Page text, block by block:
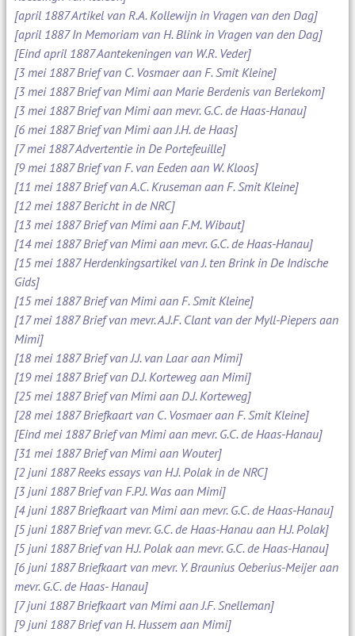
[april 1887 Artikel van R.A. Kollewijn in Vragen van den Dag]
[april 1887 In Memoriam van H. Blink in Vragen van den Dag]
[Eind april 1887 Aantekeningen van W.R. Veder]
[3 mei 1887 Brief van C. Vosmaer aan F. Smit Kleine]
[3 mei 1887 Brief van Mimi aan Marie Berdenis van Berlekom]
[3 mei 1887 Brief van Mimi aan mevr. G.C. de Haas-Hanau]
[6 mei 1887 Brief van Mimi aan J.H. de Haas]
[7 mei 1887 Advertentie in De Portefeuille]
[9 mei 1887 Brief van F. van Eeden aan W. Kloos]
[11 mei 1887 Brief van A.C. Kruseman aan F. Smit Kleine]
[12 mei 1887 Bericht in de NRC]
[13 mei 1887 Brief van Mimi aan F.M. Wibaut]
[14 mei 1887 Brief van Mimi aan mevr. G.C. de Haas-Hanau]
[15 mei 1887 Herdenkingsartikel van J. ten Brink in De Indische
Gids]
[15 mei 1887 Brief van Mimi aan F. Smit Kleine]
[17 mei 1887 Brief van mevr. A.J.F. Clant van der Myll-Piepers aan
Mimi]
[18 mei 1887 Brief van J.J. van Laar aan Mimi]
[19 mei 1887 Brief van D.J. Korteweg aan Mimi]
[25 mei 1887 Brief van Mimi aan D.J. Korteweg]
[28 mei 1887 Briefkaart van C. Vosmaer aan F. Smit Kleine]
[Eind mei 1887 Brief van Mimi aan mevr. G.C. de Haas-Hanau]
[31 mei 1887 Brief van Mimi aan Wouter]
[2 juni 1887 Reeks essays van H.J. Polak in de NRC]
[3 juni 1887 Brief van F.P.J. Was aan Mimi]
[4 juni 1887 Briefkaart van Mimi aan mevr. G.C. de Haas-Hanau]
[5 juni 1887 Brief van mevr. G.C. de Haas-Hanau aan H.J. Polak]
[5 juni 1887 Brief van H.J. Polak aan mevr. G.C. de Haas-Hanau]
[6 juni 1887 Briefkaart van mevr. Y. Braunius Oeberius-Meijer aan
mevr. G.C. de Haas- Hanau]
[7 juni 1887 Briefkaart van Mimi aan J.F. Snelleman]
[9 juni 1887 Brief van H. Hussem aan Mimi]